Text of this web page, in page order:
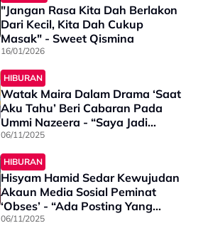
"Jangan Rasa Kita Dah Berlakon
Dari Kecil, Kita Dah Cukup
Masak" - Sweet Qismina
16/01/2026
HIBURAN
Watak Maira Dalam Drama ‘Saat
Aku Tahu’ Beri Cabaran Pada
Ummi Nazeera - “Saya Jadi
Sangat Takut Ketika…”
06/11/2025
HIBURAN
Hisyam Hamid Sedar Kewujudan
Akaun Media Sosial Peminat
‘Obses’ - “Ada Posting Yang
Kurang Senang & Sensitif Tapi…”
06/11/2025